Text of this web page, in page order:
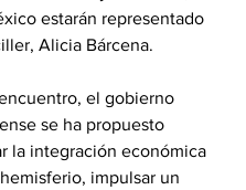
estarán representado
Alicia Bárcena.
el gobierno
se ha propuesto
la integración económica
impulsar un